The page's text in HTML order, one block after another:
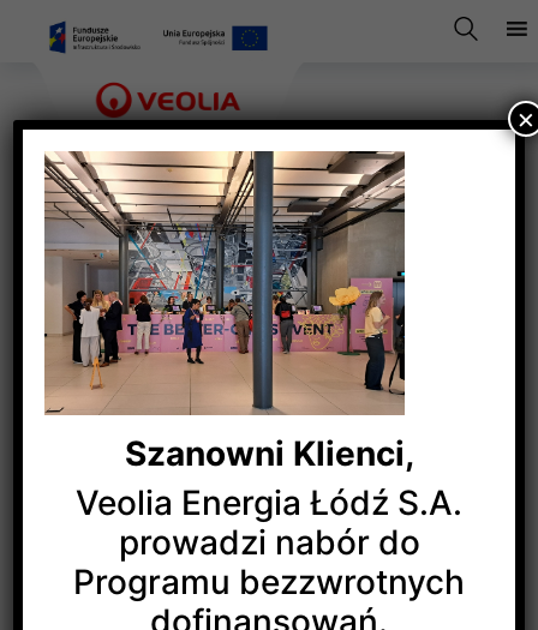
UF 25 2
Szanowni Klienci,
Veolia Energia Łódź S.A.
prowadzi nabór do
Programu bezzwrotnych
×